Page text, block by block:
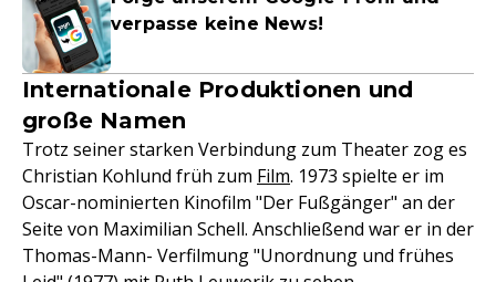
verpasse keine News!
Internationale Produktionen und
große Namen
Trotz seiner starken Verbindung zum Theater zog es
Christian Kohlund früh zum Film. 1973 spielte er im
Oscar-nominierten Kinofilm "Der Fußgänger" an der
Seite von Maximilian Schell. Anschließend war er in der
Thomas-Mann- Verfilmung "Unordnung und frühes